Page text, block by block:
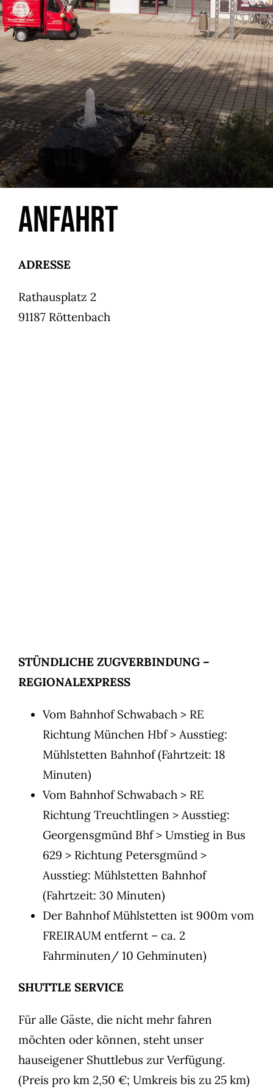
Anfahrt
ADRESSE
Rathausplatz 2
91187 Röttenbach
STÜNDLICHE ZUGVERBINDUNG –
REGIONALEXPRESS
Vom Bahnhof Schwabach > RE
Richtung München Hbf > Ausstieg:
Mühlstetten Bahnhof (Fahrtzeit: 18
Minuten)
Vom Bahnhof Schwabach > RE
Richtung Treuchtlingen > Ausstieg:
Georgensgmünd Bhf > Umstieg in Bus
629 > Richtung Petersgmünd >
Ausstieg: Mühlstetten Bahnhof
(Fahrtzeit: 30 Minuten)
Der Bahnhof Mühlstetten ist 900m vom
FREIRAUM entfernt – ca. 2
Fahrminuten/ 10 Gehminuten)
SHUTTLE SERVICE
Für alle Gäste, die nicht mehr fahren
möchten oder können, steht unser
hauseigener Shuttlebus zur Verfügung.
(Preis pro km 2,50 €; Umkreis bis zu 25 km)